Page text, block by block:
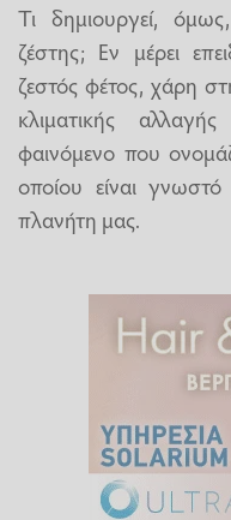
Τι δημιουργεί,
ζέστης; Εν μέρει
ζεστός φέτος, χάρη
κλιματικής
φαινόμενο που
οποίου είναι
πλανήτη μας.